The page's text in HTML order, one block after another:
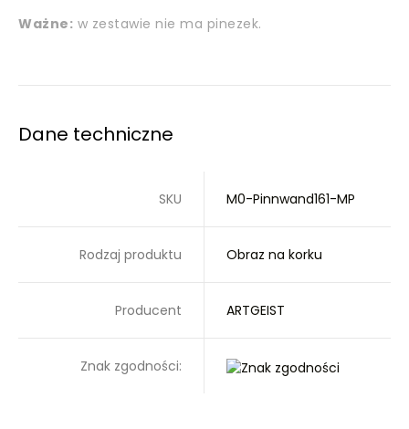
Ważne: w zestawie nie ma pinezek.
Dane techniczne
SKU M0-Pinnwand161-MP
Rodzaj produktu Obraz na korku
Producent ARTGEIST
Znak zgodności: